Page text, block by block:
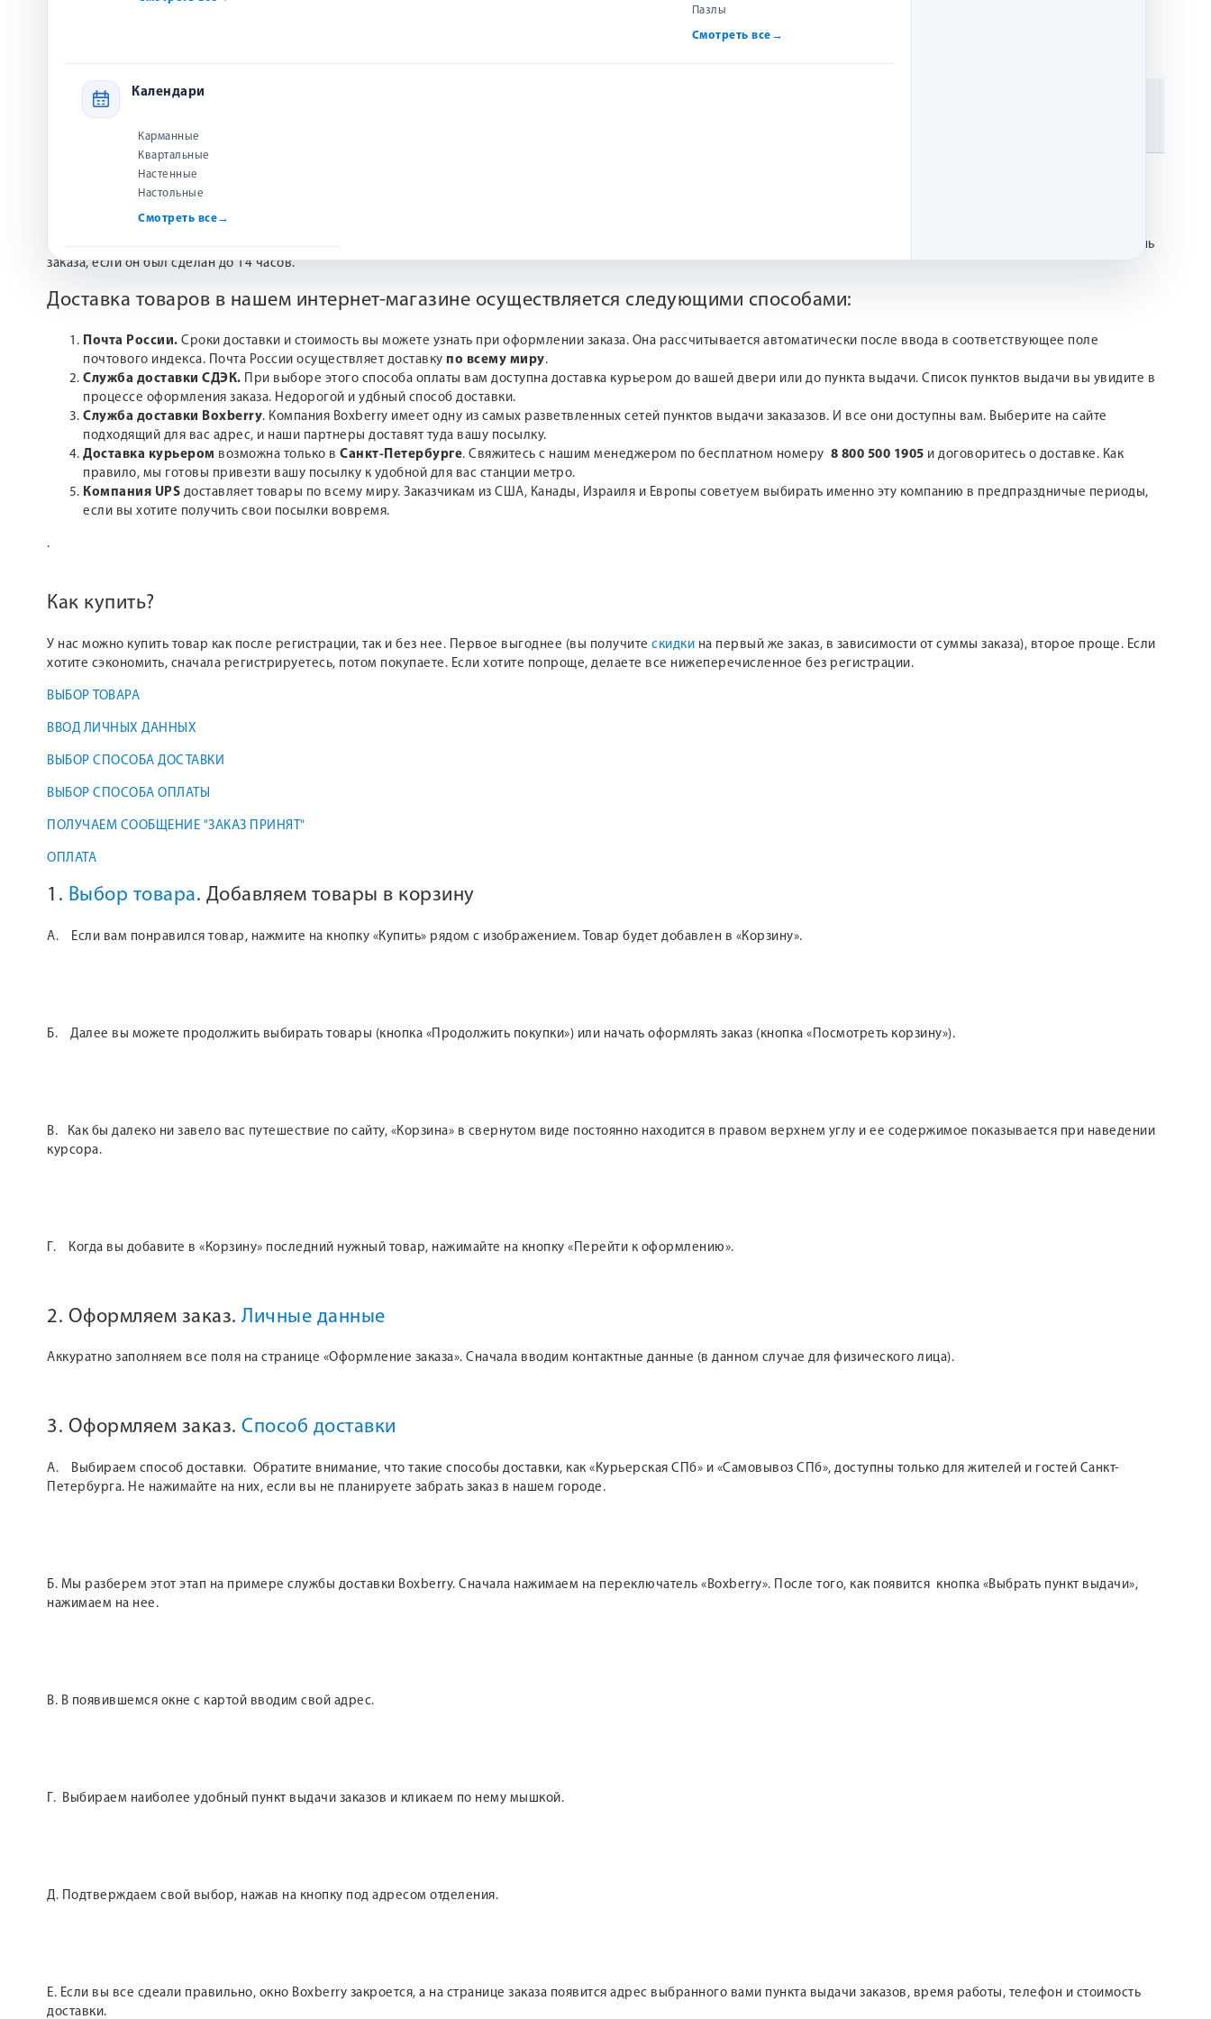
Пазлы
Смотреть все →
Календари
Карманные
Квартальные
Настенные
Настольные
Смотреть все→
Искала дочери-подростку открытку на день рождения - нашла в этом магазине. Сама точно не знала, что хочу подарить, а как увидела эту надпись о мечтах, сразу поняла -
Срок обработки заказа
Срок обработки заказа менеджерами нашей компании —
. В обычное время товары могут отправляться в день
заказа, если он был сделан до 14 часов.
Доставка товаров в нашем интернет-магазине осуществляется следующими способами:
Почта России. Сроки доставки и стоимость вы можете узнать при оформлении заказа. Она рассчитывается автоматически после ввода в соответствующее поле
почтового индекса. Почта России осуществляет доставку по всему миру.
Служба доставки СДЭК. При выборе этого способа оплаты вам доступна доставка курьером до вашей двери или до пункта выдачи. Список пунктов выдачи вы увидите в
процессе оформления заказа. Недорогой и удбный способ доставки.
Служба доставки Boxberry. Компания Boxberry имеет одну из самых разветвленных сетей пунктов выдачи заказазов. И все они доступны вам. Выберите на сайте
подходящий для вас адрес, и наши партнеры доставят туда вашу посылку.
Доставка курьером возможна только в Санкт-Петербурге. Свяжитесь с нашим менеджером по бесплатном номеру 8 800 500 1905 и договоритесь о доставке. Как
правило, мы готовы привезти вашу посылку к удобной для вас станции метро.
Компания UPS доставляет товары по всему миру. Заказчикам из США, Канады, Израиля и Европы советуем выбирать именно эту компанию в предпраздничые периоды,
если вы хотите получить свои посылки вовремя.
.
Как купить?
У нас можно купить товар как после регистрации, так и без нее. Первое выгоднее (вы получите скидки на первый же заказ, в зависимости от суммы заказа), второе проще. Если
хотите сэкономить, сначала регистрируетесь, потом покупаете. Если хотите попроще, делаете все нижеперечисленное без регистрации.
ВЫБОР ТОВАРА
ВВОД ЛИЧНЫХ ДАННЫХ
ВЫБОР СПОСОБА ДОСТАВКИ
ВЫБОР СПОСОБА ОПЛАТЫ
ПОЛУЧАЕМ СООБЩЕНИЕ "ЗАКАЗ ПРИНЯТ"
ОПЛАТА
1. Выбор товара. Добавляем товары в корзину
А. Если вам понравился товар, нажмите на кнопку «Купить» рядом с изображением. Товар будет добавлен в «Корзину».
Б. Далее вы можете продолжить выбирать товары (кнопка «Продолжить покупки») или начать оформлять заказ (кнопка «Посмотреть корзину»).
В. Как бы далеко ни завело вас путешествие по сайту, «Корзина» в свернутом виде постоянно находится в правом верхнем углу и ее содержимое показывается при наведении
курсора.
Г. Когда вы добавите в «Корзину» последний нужный товар, нажимайте на кнопку «Перейти к оформлению».
2. Оформляем заказ. Личные данные
Аккуратно заполняем все поля на странице «Оформление заказа». Сначала вводим контактные данные (в данном случае для физического лица).
3. Оформляем заказ. Способ доставки
А. Выбираем способ доставки. Обратите внимание, что такие способы доставки, как «Курьерская СПб» и «Самовывоз СПб», доступны только для жителей и гостей Санкт-
Петербурга. Не нажимайте на них, если вы не планируете забрать заказ в нашем городе.
Б. Мы разберем этот этап на примере службы доставки Boxberry. Сначала нажимаем на переключатель «Boxberry». После того, как появится кнопка «Выбрать пункт выдачи»,
нажимаем на нее.
В. В появившемся окне с картой вводим свой адрес.
Г. Выбираем наиболее удобный пункт выдачи заказов и кликаем по нему мышкой.
Д. Подтверждаем свой выбор, нажав на кнопку под адресом отделения.
Е. Если вы все сдеали правильно, окно Boxberry закроется, а на странице заказа появится адрес выбранного вами пункта выдачи заказов, время работы, телефон и стоимость
доставки.